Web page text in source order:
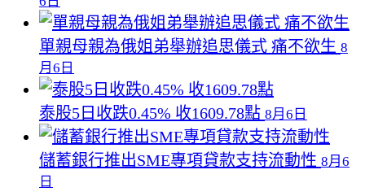
單親母親為俄姐弟舉辦追思儀式 痛不欲生 8
月6日
泰股5日收跌0.45% 收1609.78點 8月6日
儲蓄銀行推出SME專項貸款支持流動性 8月6
日